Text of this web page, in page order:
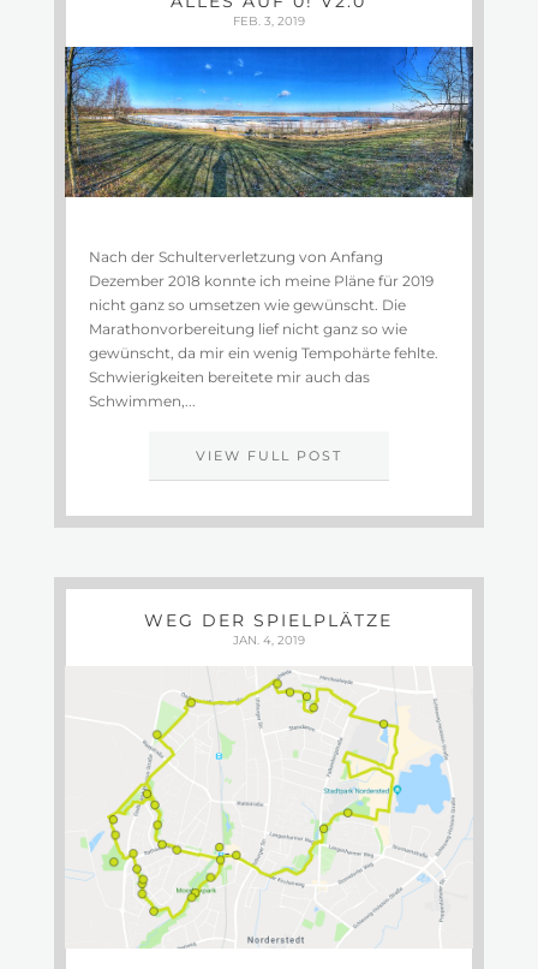
FEB. 3, 2019
Nach der Schulterverletzung von Anfang
Dezember 2018 konnte ich meine Pläne für 2019
nicht ganz so umsetzen wie gewünscht. Die
Marathonvorbereitung lief nicht ganz so wie
gewünscht, da mir ein wenig Tempohärte fehlte.
Schwierigkeiten bereitete mir auch das
Schwimmen,...
VIEW FULL POST
WEG DER SPIELPLÄTZE
JAN. 4, 2019